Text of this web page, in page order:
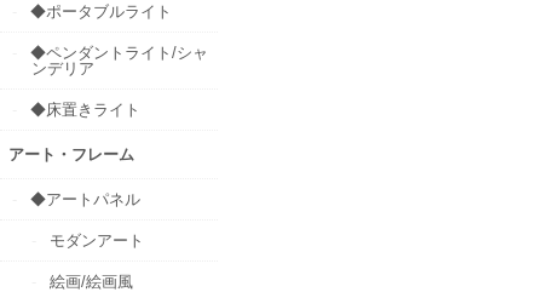
◆ポータブルライト
◆ペンダントライト/シャ
ンデリア
◆床置きライト
アート・フレーム
◆アートパネル
モダンアート
絵画/絵画風